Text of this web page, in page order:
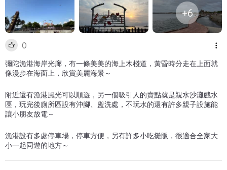
+6
0
彌陀漁港海岸光廊，有一條美美的海上木棧道，黃昏時分走在上面就
像漫步在海面上，欣賞美麗海景～
附近還有漁港風光可以順遊，另一個吸引人的賣點就是親水沙灘戲水
區，玩完後廁所區設有沖腳、盥洗處，不玩水的還有許多親子設施能
讓小朋友放電～
漁港設有多處停車場，停車方便，另有許多小吃攤販，很適合全家大
小一起同遊的地方～